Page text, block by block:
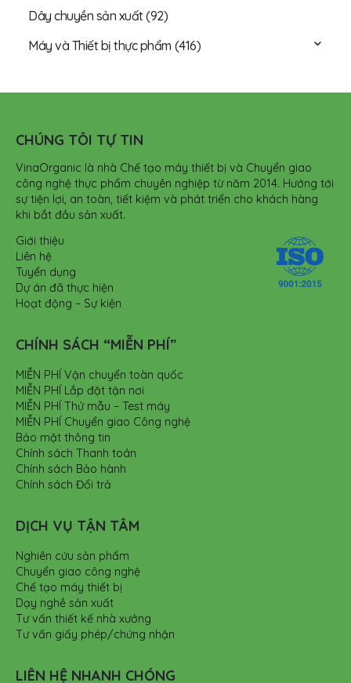
Dây chuyền sản xuất(92)
Máy và Thiết bị thực phẩm (416)
CHÚNG TÔI TỰ TIN
VinaOrganic là nhà Chế tạo máy thiết bị và Chuyển giao
công nghệ thực phẩm chuyên nghiệp từ năm 2014. Hướng tới
sự tiện lợi, an toàn, tiết kiệm và phát triển cho khách hàng
khi bắt đầu sản xuất.
Giới thiệu
Liên hệ
Tuyển dụng
Dự án đã thực hiện
Hoạt động – Sự kiện
CHÍNH SÁCH “MIỄN PHÍ”
MIỄN PHÍ Vận chuyển toàn quốc
MIỄN PHÍ Lắp đặt tận nơi
MIỄN PHÍ Thử mẫu – Test máy
MIỄN PHÍ Chuyển giao Công nghệ
Bảo mật thông tin
Chính sách Thanh toán
Chính sách Bảo hành
Chính sách Đổi trả
DỊCH VỤ TẬN TÂM
Nghiên cứu sản phẩm
Chuyển giao công nghệ
Chế tạo máy thiết bị
Dạy nghề sản xuất
Tư vấn thiết kế nhà xưởng
Tư vấn giấy phép/chứng nhận
LIÊN HỆ NHANH CHÓNG